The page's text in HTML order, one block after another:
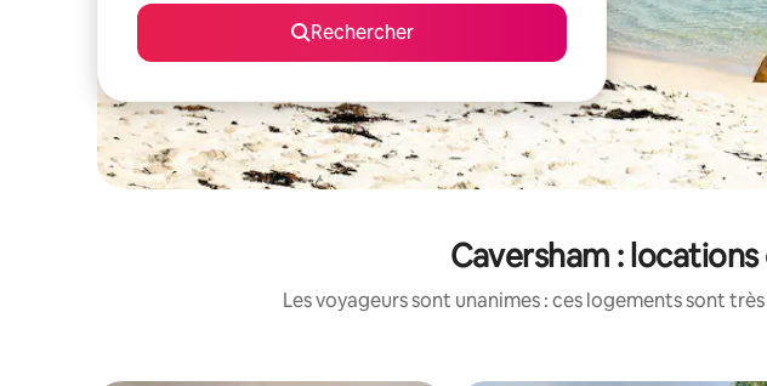
Rechercher
Caversham :
Les voyageurs sont unanimes : ces logements sont